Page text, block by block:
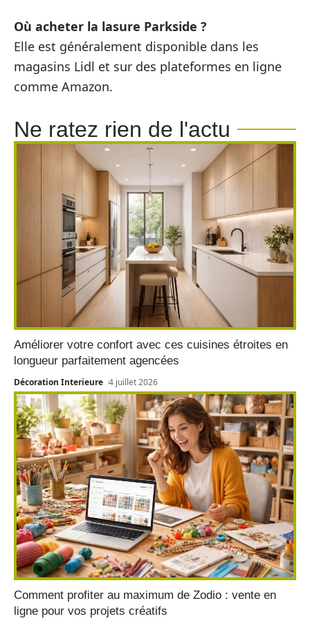
Où acheter la lasure Parkside ?
Elle est généralement disponible dans les
magasins Lidl et sur des plateformes en ligne
comme Amazon.
Ne ratez rien de l'actu
Améliorer votre confort avec ces cuisines étroites en
longueur parfaitement agencées
Décoration Interieure 4 juillet 2026
Comment profiter au maximum de Zodio : vente en
ligne pour vos projets créatifs